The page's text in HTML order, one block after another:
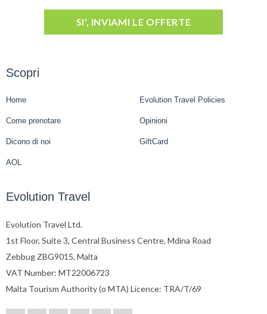
SI', INVIAMI LE OFFERTE
Scopri
Home Evolution Travel Policies
Come prenotare Opinioni
Dicono di noi GiftCard
AOL
Evolution Travel
Evolution Travel Ltd.
1st Floor, Suite 3, Central Business Centre, Mdina Road
Zebbug ZBG9015, Malta
VAT Number: MT22006723
Malta Tourism Authority (o MTA) Licence: TRA/T/69